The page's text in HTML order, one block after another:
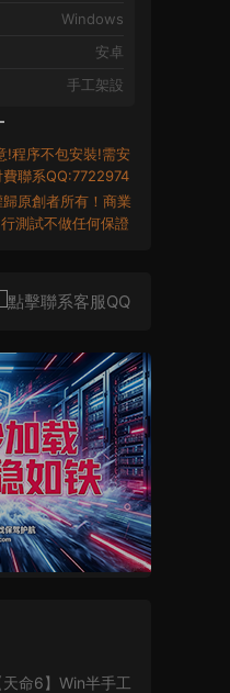
Windows
安卓
手工架設
!程序不包安裝!需安
聯系QQ:7722974
原創者所有！商業
測試不做任何保證
命6】Win半手工